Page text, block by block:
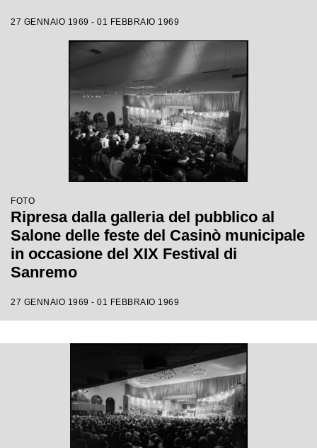
27 GENNAIO 1969 - 01 FEBBRAIO 1969
FOTO
Ripresa dalla galleria del pubblico al
Salone delle feste del Casinò municipale
in occasione del XIX Festival di
Sanremo
27 GENNAIO 1969 - 01 FEBBRAIO 1969